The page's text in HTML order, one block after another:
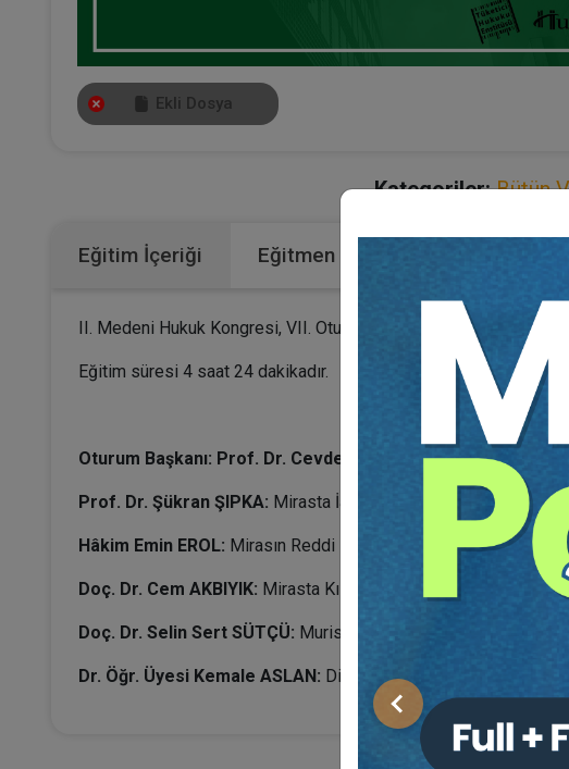
Önceki
Ekli Dosya
Kategoriler: Bütün
Eğitim İçeriği Eğitmen
II. Medeni Hukuk Kongresi, VII. Oturumunun video kaydıdır.
Eğitim süresi 4 saat 24 dakikadır.
Oturum Başkanı: Prof. Dr. Cevdet YAVUZ
Prof. Dr. Şükran ŞIPKA: Mirasta İade (Denkleştirme)
Hâkim Emin EROL: Mirasın Reddi
Doç. Dr. Cem AKBIYIK: Mirasta Kısmi Paylaşma Davası
Doç. Dr. Selin Sert SÜTÇÜ: Muris Muvazaası İle İlgili Yeni
Dr. Öğr. Üyesi Kemale ASLAN: Dijital Tereke